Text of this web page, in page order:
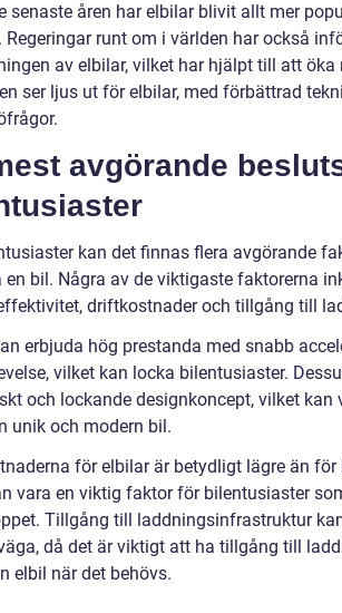
senaste åren har elbilar blivit allt mer
Regeringar runt om i världen har också
av elbilar, vilket har hjälpt till att öka
ser ljus ut för elbilar, med förbättrad
avgörande
kan det finnas flera avgörande
en bil. Några av de viktigaste faktorerna
driftkostnader och tillgång till
erbjuda hög prestanda med snabb
vilket kan locka bilentusiaster.
och lockande designkoncept, vilket
unik och modern bil.
för elbilar är betydligt lägre än för
vara en viktig faktor för bilentusiaster
Tillgång till laddningsinfrastruktur
då det är viktigt att ha tillgång till
elbil när det behövs.